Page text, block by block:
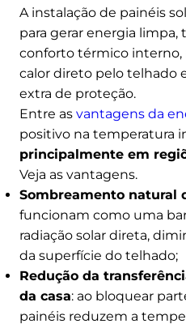
A instalação de painéis
para gerar energia
conforto térmico interno,
calor direto pelo telhado
extra de proteção.
Entre as vantagens da
positivo na temperatura
principalmente em
Veja as vantagens.
Sombreamento natural
funcionam como uma
radiação solar direta,
da superfície do telhado;
Redução da
da casa: ao bloquear
painéis reduzem a